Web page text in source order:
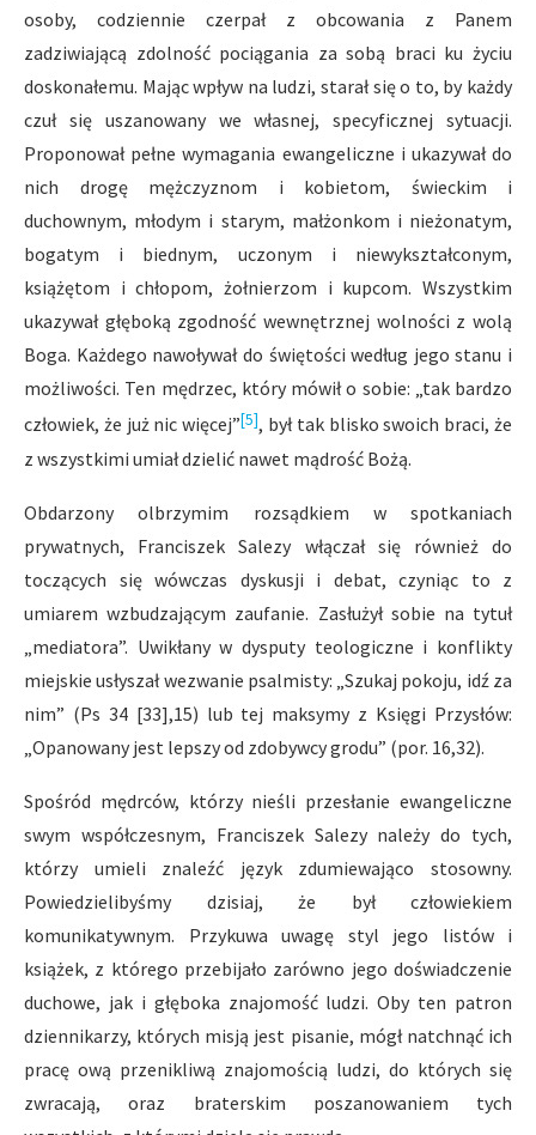
osoby, codziennie czerpał z obcowania z Panem
zadziwiającą zdolność pociągania za sobą braci ku życiu
doskonałemu. Mając wpływ na ludzi, starał się o to, by każdy
czuł się uszanowany we własnej, specyficznej sytuacji.
Proponował pełne wymagania ewangeliczne i ukazywał do
nich drogę mężczyznom i kobietom, świeckim i
duchownym, młodym i starym, małżonkom i nieżonatym,
bogatym i biednym, uczonym i niewykształconym,
książętom i chłopom, żołnierzom i kupcom. Wszystkim
ukazywał głęboką zgodność wewnętrznej wolności z wolą
Boga. Każdego nawoływał do świętości według jego stanu i
możliwości. Ten mędrzec, który mówił o sobie: „tak bardzo
człowiek, że już nic więcej”[5], był tak blisko swoich braci, że
z wszystkimi umiał dzielić nawet mądrość Bożą.
Obdarzony olbrzymim rozsądkiem w spotkaniach
prywatnych, Franciszek Salezy włączał się również do
toczących się wówczas dyskusji i debat, czyniąc to z
umiarem wzbudzającym zaufanie. Zasłużył sobie na tytuł
„mediatora”. Uwikłany w dysputy teologiczne i konflikty
miejskie usłyszał wezwanie psalmisty: „Szukaj pokoju, idź za
nim” (Ps 34 [33],15) lub tej maksymy z Księgi Przysłów:
„Opanowany jest lepszy od zdobywcy grodu” (por. 16,32).
Spośród mędrców, którzy nieśli przesłanie ewangeliczne
swym współczesnym, Franciszek Salezy należy do tych,
którzy umieli znaleźć język zdumiewająco stosowny.
Powiedzielibyśmy dzisiaj, że był człowiekiem
komunikatywnym. Przykuwa uwagę styl jego listów i
książek, z którego przebijało zarówno jego doświadczenie
duchowe, jak i głęboka znajomość ludzi. Oby ten patron
dziennikarzy, których misją jest pisanie, mógł natchnąć ich
pracę ową przenikliwą znajomością ludzi, do których się
zwracają, oraz braterskim poszanowaniem tych